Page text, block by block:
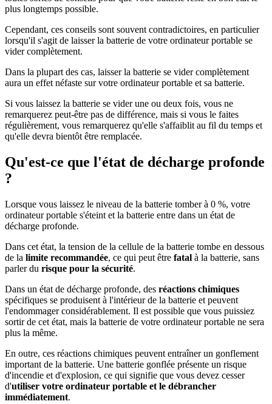
plus longtemps possible.
Cependant, ces conseils sont souvent contradictoires, en particulier
lorsqu'il s'agit de laisser la batterie de votre ordinateur portable se
vider complètement.
Dans la plupart des cas, laisser la batterie se vider complètement
aura un effet néfaste sur votre ordinateur portable et sa batterie.
Si vous laissez la batterie se vider une ou deux fois, vous ne
remarquerez peut-être pas de différence, mais si vous le faites
régulièrement, vous remarquerez qu'elle s'affaiblit au fil du temps et
qu'elle devra bientôt être remplacée.
Qu'est-ce que l'état de décharge profonde
?
Lorsque vous laissez le niveau de la batterie tomber à 0 %, votre
ordinateur portable s'éteint et la batterie entre dans un état de
décharge profonde.
Dans cet état, la tension de la cellule de la batterie tombe en dessous
de la limite recommandée, ce qui peut être fatal à la batterie, sans
parler du risque pour la sécurité.
Dans un état de décharge profonde, des réactions chimiques
spécifiques se produisent à l'intérieur de la batterie et peuvent
l'endommager considérablement. Il est possible que vous puissiez
sortir de cet état, mais la batterie de votre ordinateur portable ne sera
plus la même.
En outre, ces réactions chimiques peuvent entraîner un gonflement
important de la batterie. Une batterie gonflée présente un risque
d'incendie et d'explosion, ce qui signifie que vous devez cesser
d'utiliser votre ordinateur portable et le débrancher
immédiatement.